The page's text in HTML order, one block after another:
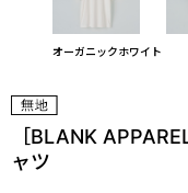
オーガニックホワイト
［BLANK
ャツ